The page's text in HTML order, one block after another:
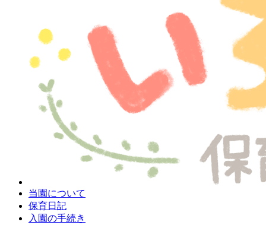
当園について
保育日記
入園の手続き